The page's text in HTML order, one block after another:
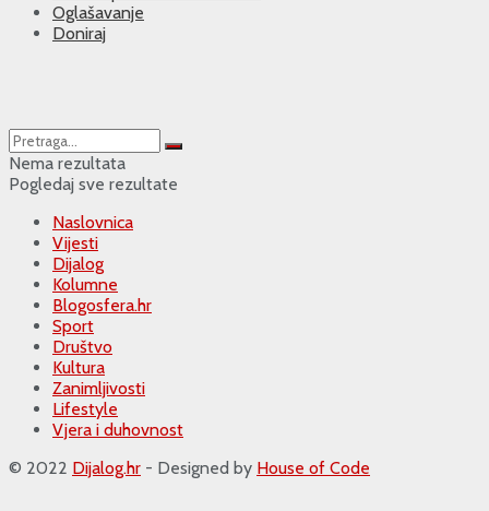
Oglašavanje
Doniraj
Nema rezultata
Pogledaj sve rezultate
Naslovnica
Vijesti
Dijalog
Kolumne
Blogosfera.hr
Sport
Društvo
Kultura
Zanimljivosti
Lifestyle
Vjera i duhovnost
© 2022 Dijalog.hr - Designed by House of Code